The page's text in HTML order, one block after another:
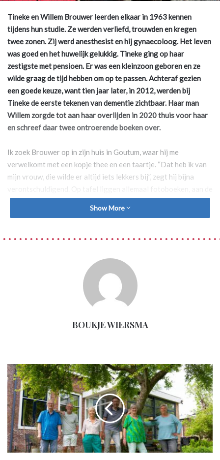
Tineke en Willem Brouwer leerden elkaar in 1963 kennen
tijdens hun studie. Ze werden verliefd, trouwden en kregen
twee zonen. Zij werd anesthesist en hijgynaecoloog. Het leven
was goed en het huwelijk gelukkig. Tineke ging op haar
zestigste met pensioen. Er was een kleinzoon geboren en ze
wilde graag de tijdhebben om op te passen. Achteraf gezien
een goede keuze, want tien jaar later, in 2012, werden bij
Tineke de eerste tekenen van dementie zichtbaar. Haar man
Willem zorgde tot aan haar overlijden in 2020 thuis voor haar
en schreef daartwee ontroerende boeken over.
Ik zoek Brouwer op in zijn huis in Goutum, waar hij me
verwelkomt met een kopje thee en een taartje. “Dat heb ik van
mijn vrouw, die wilde er altijd iets lekkers bij”, zegt hij bijna
verontschuldigend. Op tafel liggen allemaal fotoboeken, aan de
muur hangen foto’s van Tineke en in een hoekje van de kamer is
een gedenkplek. Haar aanwezigheid is anderhalf jaar na haar
De ziekte alzheimer sloop heel langzaam het leven binnen van
het artsenechtpaar. “In het begin waren het kleine dingen:
verwarring, iets niet herkennen. Als ik foto’s terugkijk uit die
eerste tijd zie ik soms een vage blik in haar ogen. Maar die
momenten waren ook snel weer voorbij. Achteraf bleek dat
Show More
BOUKJE WIERSMA
Eigenheid
in
gezamenlijkheid